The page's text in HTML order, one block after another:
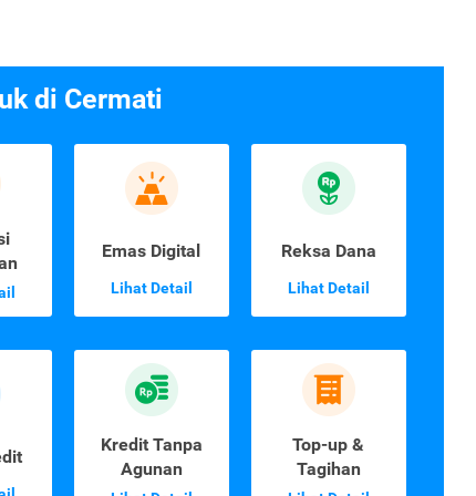
di Cermati
Emas Digital
Lihat Detail
Reksa Dana
Lihat Detail
Kredit Tanpa
Agunan
Top-up &
Tagihan